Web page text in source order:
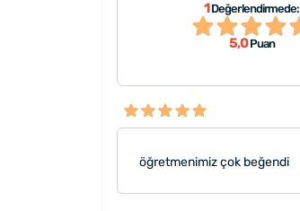
1Değerlendirmede:
5,0Puan
öğretmenimiz çok beğendi